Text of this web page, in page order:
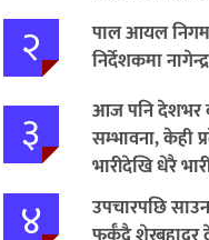
२
पाल आयल
निर्देशकमा
३
आज पनि देशभर
सम्भावना, केही
भारीदेखि धेरै
चेतावनी
४
उपचारपछि